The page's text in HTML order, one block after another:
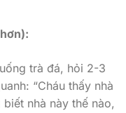
trà đá, hỏi 2-3
“Cháu thấy nhà
nhà này thế nào,